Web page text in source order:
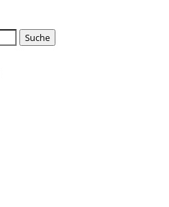
Suche